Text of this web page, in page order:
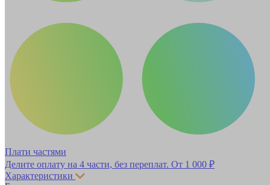
Плати частями
Делите оплату на 4 части, без переплат. От 1 000 ₽
Характеристики